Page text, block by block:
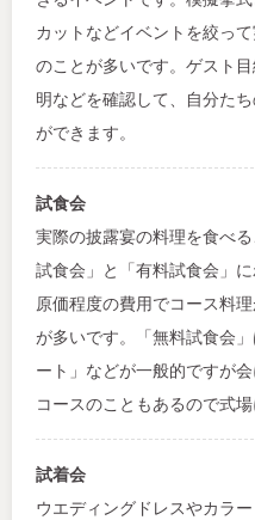
カットなどイベントを絞っ
のことが多いです。ゲスト
明などを確認して、自分た
ができます。
試食会
実際の披露宴の料理を食べ
試食会」と「有料試食会」
原価程度の費用でコース料
が多いです。「無料試食会
ート」などが一般的ですが
コースのこともあるので式
試着会
ウエディングドレスやカラ